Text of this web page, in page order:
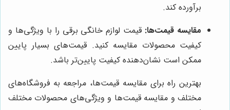
برآورده کند.
مقایسه قیمت‌ها: قیمت لوازم خانگی برقی را با ویژگی‌ها و
کیفیت محصولات مقایسه کنید. قیمت‌های بسیار پایین
ممکن است نشان‌دهنده کیفیت پایین‌تر باشد.
بهترین راه برای مقایسه قیمت‌ها، مراجعه به فروشگاه‌های
مختلف و مقایسه قیمت‌ها و ویژگی‌های محصولات مختلف